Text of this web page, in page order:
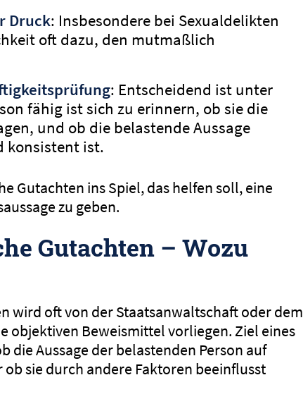
Druck: Insbesondere bei Sexualdelikten
oft dazu, den mutmaßlich
: Entscheidend ist unter
fähig ist sich zu erinnern, ob sie die
und ob die belastende Aussage
konsistent ist.
Gutachten ins Spiel, das helfen soll, eine
zu geben.
Gutachten – Wozu
wird oft von der Staatsanwaltschaft oder dem
objektiven Beweismittel vorliegen. Ziel eines
die Aussage der belastenden Person auf
sie durch andere Faktoren beeinflusst